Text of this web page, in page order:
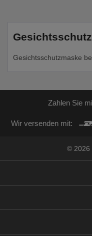
Gesichtsschutzmaske
Zahlen Sie
Wir versenden mit:
© 2026